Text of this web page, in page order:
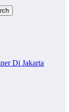
Di Jakarta